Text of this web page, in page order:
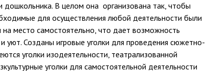
дошкольника. В целом она организована так, чтобы
для осуществления любой деятельности были
место самостоятельно, что дает возможность
уют. Созданы игровые уголки для проведения сюжетно-
уголки изодеятельности, театрализованной
уголки для самостоятельной деятельности